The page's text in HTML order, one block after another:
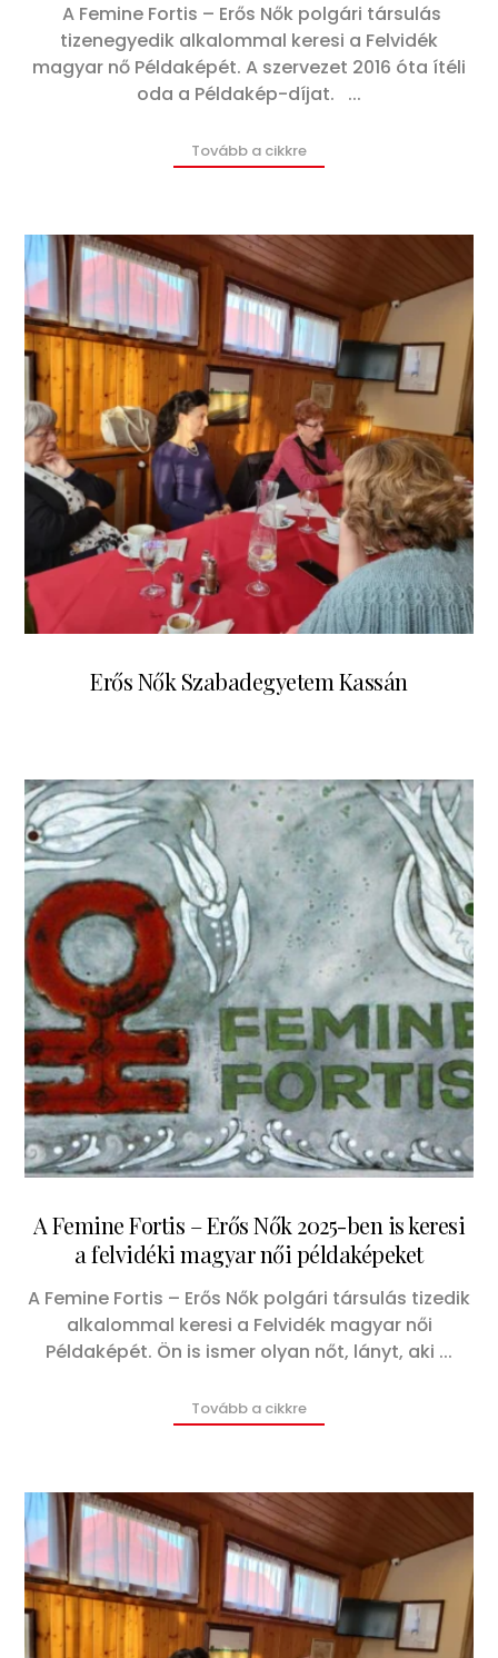
24, 2025
A Femine Fortis – Erős Nők polgári társulás
tizenegyedik alkalommal keresi a Felvidék
magyar nő Példaképét. A szervezet 2016 óta ítéli
oda a Példakép-díjat. ...
Tovább a cikkre
Erős Nők Szabadegyetem Kassán
A Femine Fortis – Erős Nők 2025-ben is keresi
a felvidéki magyar női példaképeket
9, 2024
A Femine Fortis – Erős Nők polgári társulás tizedik
alkalommal keresi a Felvidék magyar női
Példaképét. Ön is ismer olyan nőt, lányt, aki ...
Tovább a cikkre